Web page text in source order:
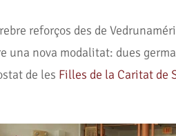
reforços des de
una nova modalitat: dues
de les Filles de la Caritat de